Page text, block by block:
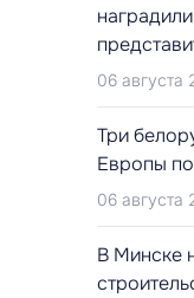
06 августа
Три
Европы
06 августа
В Минске